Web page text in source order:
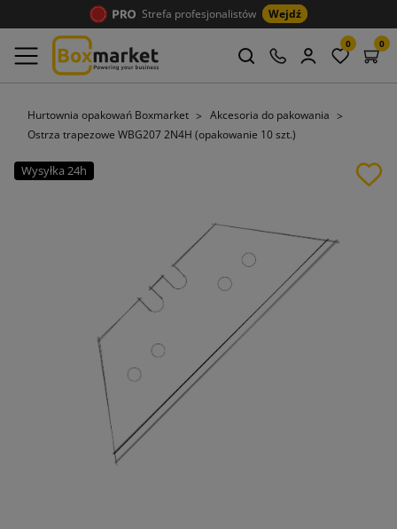
Strefa profesjonalistów Wejdź
0 0
Hurtownia opakowań Boxmarket
Akcesoria do pakowania
Ostrza trapezowe WBG207 2N4H (opakowanie 10 szt.)
Wysyłka 24h